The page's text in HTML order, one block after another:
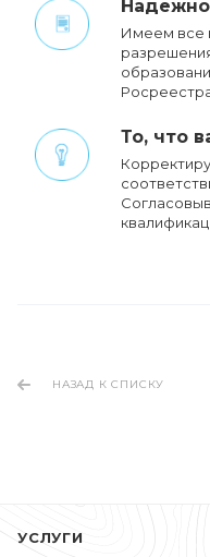
Имеем все
То, что
НАЗАД К СПИСКУ
УСЛУГИ